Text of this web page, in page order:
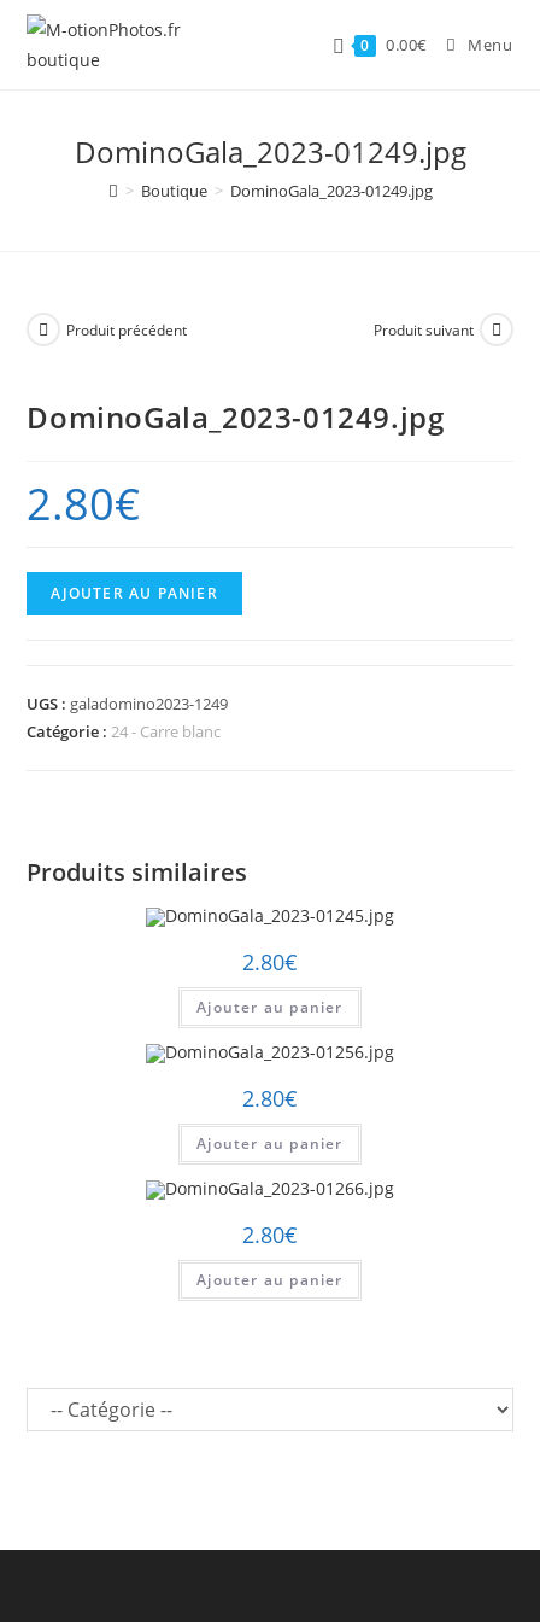
Skip
content
0 0.00€ Menu
DominoGala_2023-01249.jpg
> Boutique > DominoGala_2023-01249.jpg
Produit précédent Produit suivant
DominoGala_2023-01249.jpg
2.80€
quantité
de
AJOUTER AU PANIER
UGS : galadomino2023-1249
Catégorie :24 - Carre blanc
Produits similaires
2.80€
Ajouter au panier
2.80€
Ajouter au panier
2.80€
Ajouter au panier